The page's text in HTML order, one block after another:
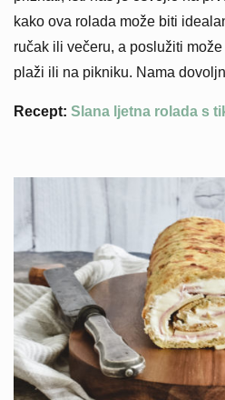
kako ova rolada može biti
ručak ili večeru, a poslužiti
plaži ili na pikniku. Nama
Recept: Slana ljetna rolada s